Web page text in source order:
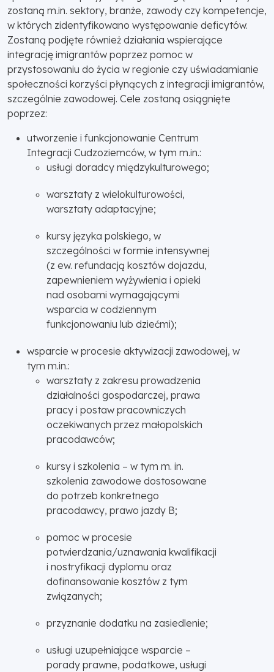
zostaną m.in. sektory, branże, zawody czy kompetencje,
w których zidentyfikowano występowanie deficytów.
Zostaną podjęte również działania wspierające
integrację imigrantów poprzez pomoc w
przystosowaniu do życia w regionie czy uświadamianie
społeczności korzyści płynących z integracji imigrantów,
szczególnie zawodowej. Cele zostaną osiągnięte
poprzez:
utworzenie i funkcjonowanie Centrum
Integracji Cudzoziemców, w tym m.in.:
usługi doradcy międzykulturowego;
warsztaty z wielokulturowości,
warsztaty adaptacyjne;
kursy języka polskiego, w
szczególności w formie intensywnej
(z ew. refundacją kosztów dojazdu,
zapewnieniem wyżywienia i opieki
nad osobami wymagającymi
wsparcia w codziennym
funkcjonowaniu lub dziećmi);
wsparcie w procesie aktywizacji zawodowej, w
tym m.in.:
warsztaty z zakresu prowadzenia
działalności gospodarczej, prawa
pracy i postaw pracowniczych
oczekiwanych przez małopolskich
pracodawców;
kursy i szkolenia – w tym m. in.
szkolenia zawodowe dostosowane
do potrzeb konkretnego
pracodawcy, prawo jazdy B;
pomoc w procesie
potwierdzania/uznawania kwalifikacji
i nostryfikacji dyplomu oraz
dofinansowanie kosztów z tym
związanych;
przyznanie dodatku na zasiedlenie;
usługi uzupełniające wsparcie –
porady prawne, podatkowe, usługi